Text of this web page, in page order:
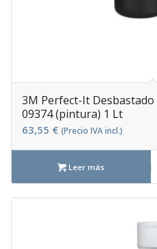
3M Perfect-It
09374 (pintura) 1 Lt
63,55 € (Precio IVA incl.)
Leer más